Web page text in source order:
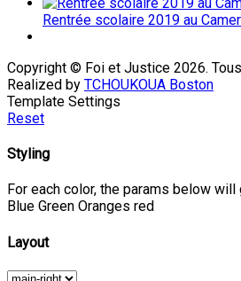
Rentrée scolaire 2019 au
Copyright © Foi et Justice 2026.
Realized by TCHOUKOUA Boston
Template Settings
Reset
Styling
For each color, the params below
Blue Green Oranges red
Layout